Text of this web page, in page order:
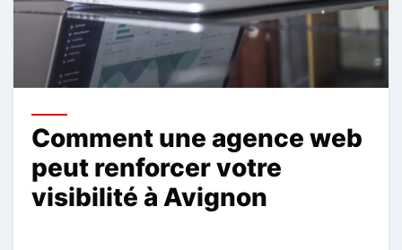
Comment une agence web
peut renforcer votre
visibilité à Avignon